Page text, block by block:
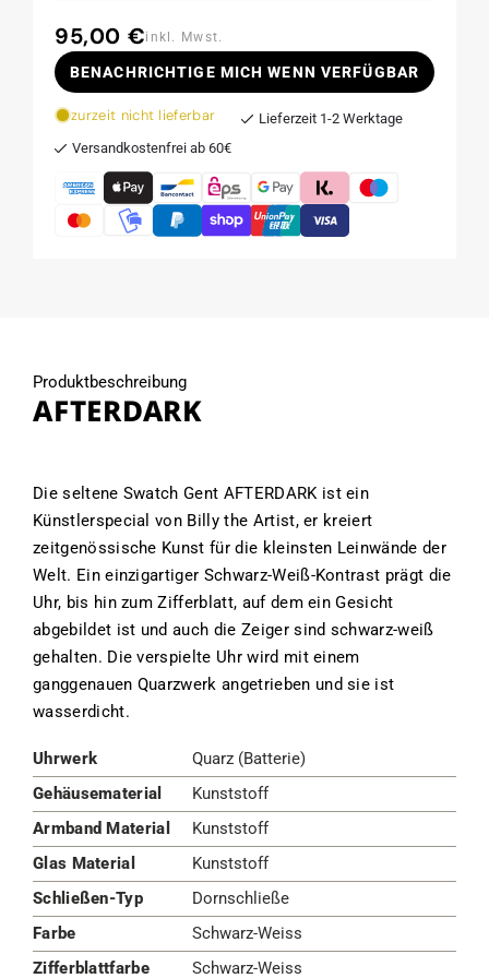
Normaler
Preis
95,00 €inkl. Mwst.
BENACHRICHTIGE MICH WENN VERFÜGBAR
zurzeit nicht lieferbar
Lieferzeit 1-2 Werktage
Versandkostenfrei ab 60€
Produktbeschreibung
AFTERDARK
Die seltene Swatch Gent AFTERDARK ist ein
Künstlerspecial von Billy the Artist, er kreiert
zeitgenössische Kunst für die kleinsten Leinwände der
Welt. Ein einzigartiger Schwarz-Weiß-Kontrast prägt die
Uhr, bis hin zum Zifferblatt, auf dem ein Gesicht
abgebildet ist und auch die Zeiger sind schwarz-weiß
gehalten. Die verspielte Uhr wird mit einem
ganggenauen Quarzwerk angetrieben und sie ist
wasserdicht.
Uhrwerk
Quarz (Batterie)
Gehäusematerial
Kunststoff
Armband Material
Kunststoff
Glas Material
Kunststoff
Schließen-Typ
Dornschließe
Farbe
Schwarz-Weiss
Zifferblattfarbe
Schwarz-Weiss